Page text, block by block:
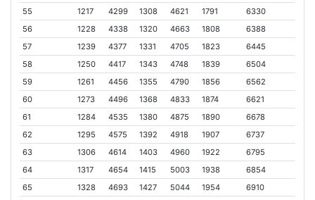
55
1217 4299 1308 4621 1791
6330
56
1228 4338 1320 4663 1808
6388
57
1239 4377 1331 4705 1823
6445
58
1250 4417 1343 4748 1839
6504
59
1261 4456 1355 4790 1856
6562
60
1273 4496 1368 4833 1874
6621
61
1284 4535 1380 4875 1890
6678
62
1295 4575 1392 4918 1907
6737
63
1306 4614 1403 4960 1922
6795
64
1317 4654 1415 5003 1938
6854
65
1328 4693 1427 5044 1954
6910